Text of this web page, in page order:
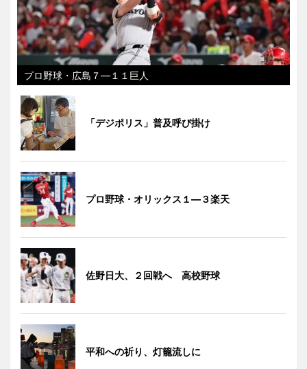
プロ野球・広島７―１１巨人
「デジポリス」普及呼び掛け
プロ野球・オリックス１―３楽天
佐野日大、２回戦へ 高校野球
平和への祈り、灯籠流しに